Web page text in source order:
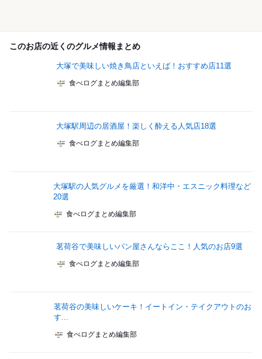
このお店の近くのグルメ情報まとめ
大塚で美味しい焼き鳥店といえば！おすすめ店11選
食べログまとめ編集部
大塚駅周辺の居酒屋！楽しく酔える人気店18選
食べログまとめ編集部
大塚駅の人気グルメを厳選！和洋中・エスニック料理など
20選
食べログまとめ編集部
茗荷谷で美味しいパン屋さんならここ！人気のお店9選
食べログまとめ編集部
茗荷谷の美味しいケーキ！イートイン・テイクアウトのお
す...
食べログまとめ編集部